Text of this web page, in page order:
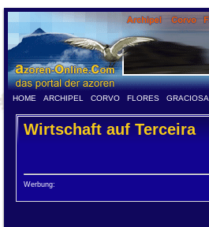
HOME ARCHIPEL CORVO FLORES GRACIOSA
Wirtschaft auf Terceira
Werbung: